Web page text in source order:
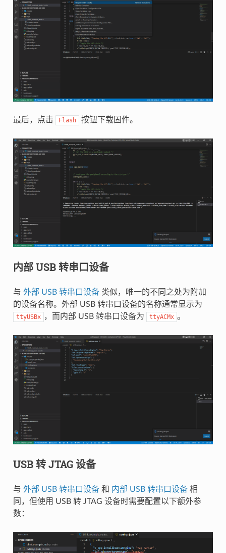
最后，点击 Flash 按钮下载固件。
内部 USB 转串口设备
与 外部 USB 转串口设备类似，唯一的不同之处为附加
的设备名称。外部 USB 转串口设备的名称通常显示为
ttyUSBx ，而内部 USB 转串口设备为 ttyACMx 。
USB 转 JTAG 设备
与 外部 USB 转串口设备和 内部 USB 转串口设备相
同，但使用 USB 转 JTAG 设备时需要配置以下额外参
数：